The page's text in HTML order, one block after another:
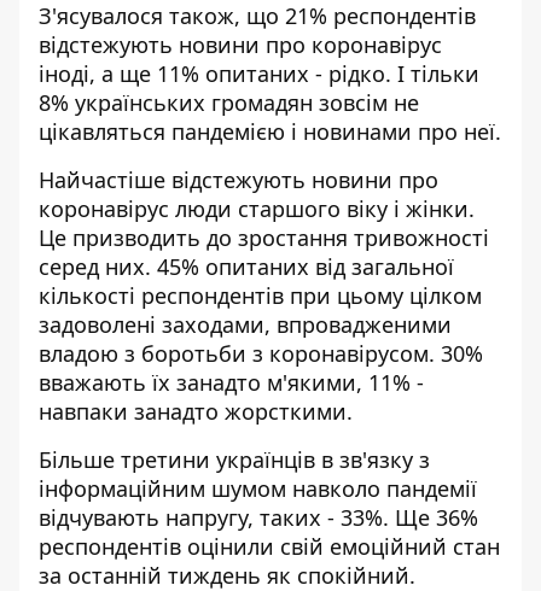
З'ясувалося також, що 21% респондентів
відстежують новини про коронавірус
іноді, а ще 11% опитаних - рідко. І тільки
8% українських громадян зовсім не
цікавляться пандемією і новинами про неї.
Найчастіше відстежують новини про
коронавірус люди старшого віку і жінки.
Це призводить до зростання тривожності
серед них. 45% опитаних від загальної
кількості респондентів при цьому цілком
задоволені заходами, впровадженими
владою з боротьби з коронавірусом. 30%
вважають їх занадто м'якими, 11% -
навпаки занадто жорсткими.
Більше третини українців в зв'язку з
інформаційним шумом навколо пандемії
відчувають напругу, таких - 33%. Ще 36%
респондентів оцінили свій емоційний стан
за останній тиждень як спокійний.